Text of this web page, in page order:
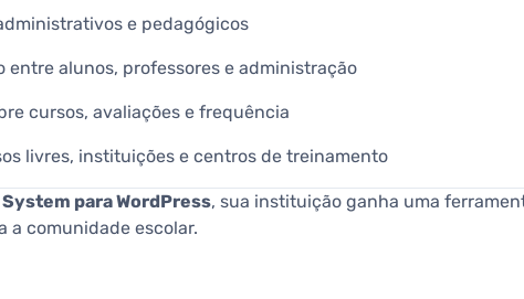
e pedagógicos
entre alunos, professores e administração
cursos, avaliações e frequência
livres, instituições e centros de treinamento
para WordPress, sua instituição ganha uma
a comunidade escolar.